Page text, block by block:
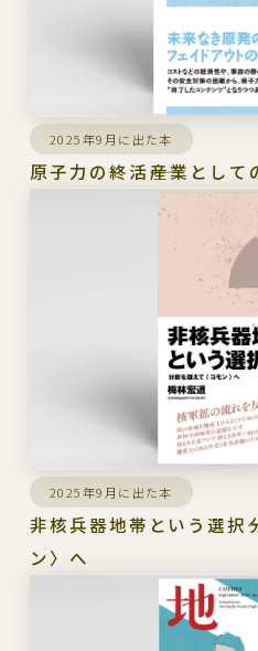
2025年9月に出た本
原子力の終活――産業として
2025年9月に出た本
非核兵器地帯という選択
ン〉へ